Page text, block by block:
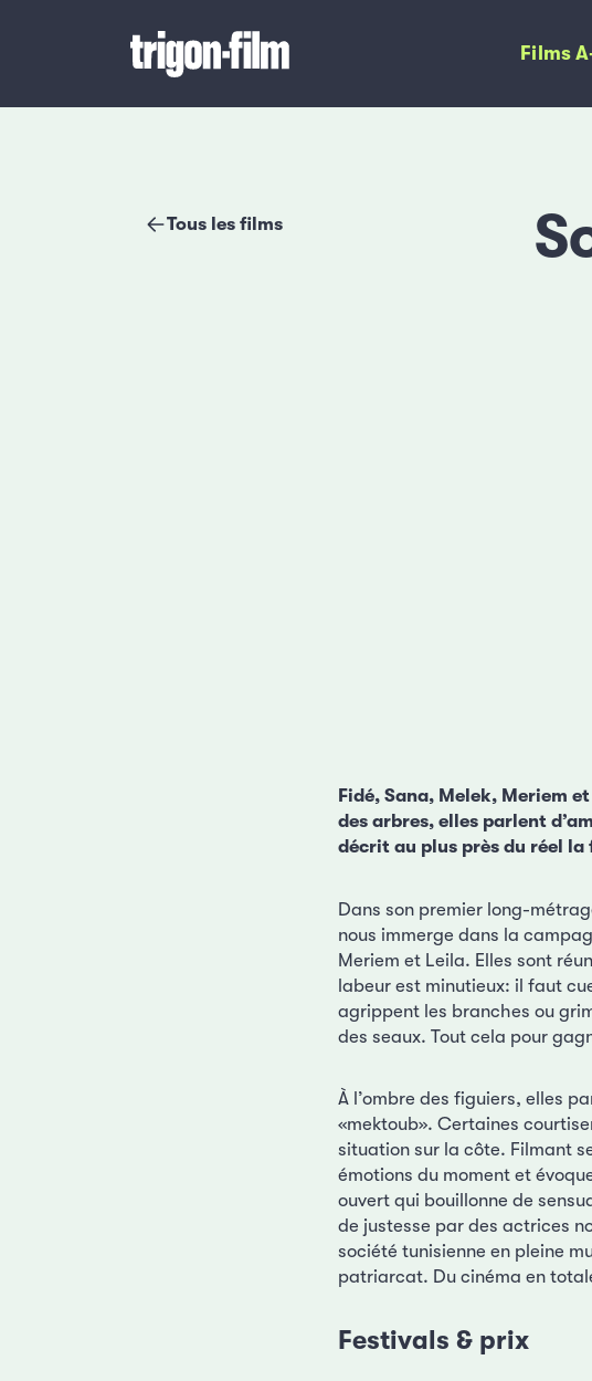
Films
Tous les films
Fidé, Sana, Melek, Meriem
des arbres, elles parlent
décrit au plus près du réel
Dans son premier long-
nous immerge dans la
Meriem et Leila. Elles sont
labeur est minutieux: il faut
agrippent les branches ou
des seaux. Tout cela pour
À l’ombre des figuiers, elles
«mektoub». Certaines
situation sur la côte. Filmant
émotions du moment et
ouvert qui bouillonne de
de justesse par des actrices
société tunisienne en pleine
patriarcat. Du cinéma en
Festivals & prix